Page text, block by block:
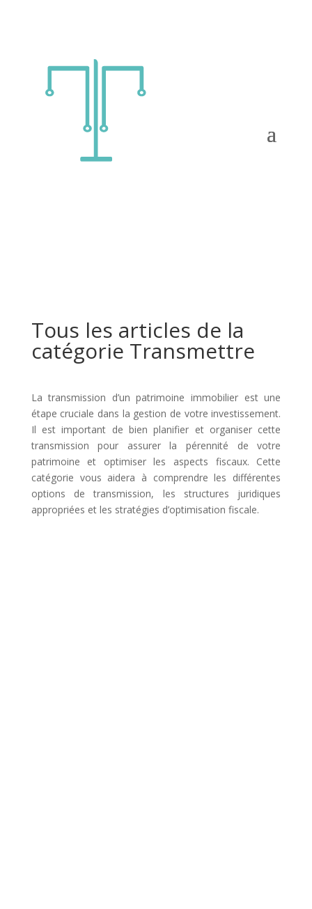
Tous les articles de la
catégorie Transmettre
La transmission d’un patrimoine immobilier est une
étape cruciale dans la gestion de votre investissement.
Il est important de bien planifier et organiser cette
transmission pour assurer la pérennité de votre
patrimoine et optimiser les aspects fiscaux. Cette
catégorie vous aidera à comprendre les différentes
options de transmission, les structures juridiques
appropriées et les stratégies d’optimisation fiscale.